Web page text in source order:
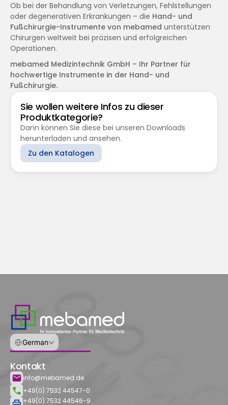
Ob bei der Behandlung von Verletzungen, Fehlstellungen
oder degenerativen Erkrankungen – die Hand- und
Fußchirurgie-Instrumente von mebamed unterstützen
Chirurgen weltweit bei präzisen und erfolgreichen
Operationen.
mebamed Medizintechnik GmbH – Ihr Partner für
hochwertige Instrumente in der Hand- und
Fußchirurgie.
Sie wollen weitere Infos zu dieser
Produktkategorie?
Dann können Sie diese bei unseren Downloads
herunterladen und ansehen.
Zu den Katalogen
Select Language
German
Kontakt
info@mebamed.de
+49(0) 7532 44547-0
+49(0) 7532 44546-9